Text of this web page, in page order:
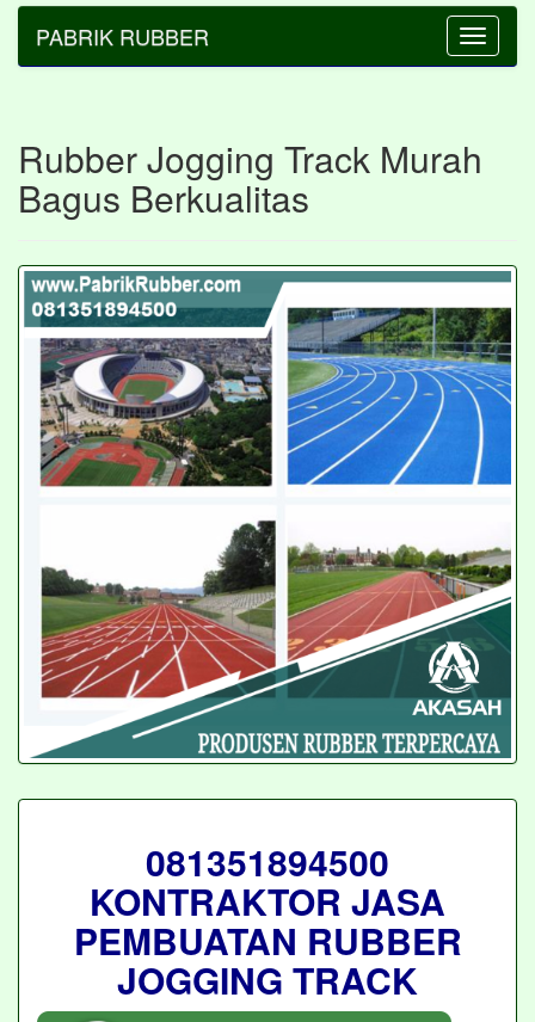
Toggle
PABRIK RUBBER
Rubber Jogging Track Murah
Bagus Berkualitas
081351894500
KONTRAKTOR JASA
PEMBUATAN RUBBER
JOGGING TRACK